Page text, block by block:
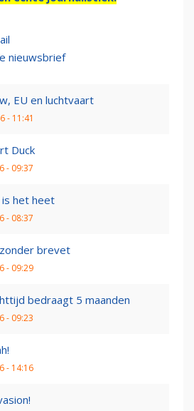
nieuwsbrief
EU en luchtvaart
- 11:41
Duck
- 09:37
het heet
- 08:37
brevet
- 09:29
bedraagt 5 maanden
- 09:23
- 14:16